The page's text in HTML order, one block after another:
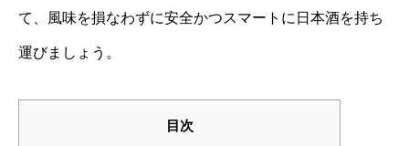
て、風味を損なわずに安全かつスマートに日本酒を持ち
運びましょう。
目次